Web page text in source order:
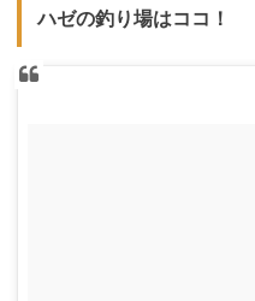
ハゼの釣り場はココ！